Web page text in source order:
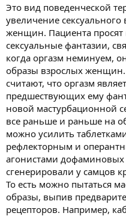
Это вид поведенческой
увеличение
женщин. Пациента просят
сексуальные фантазии,
когда оргазм неминуем,
образы взрослых женщин.
считают, что оргазм
предшествующих ему
новой мастурбационной
все раньше и раньше на
можно усилить
рефлекторным и
агонистами
сгенерировали у самцов
То есть можно пытаться
образы, выпив
рецепторов. Например,